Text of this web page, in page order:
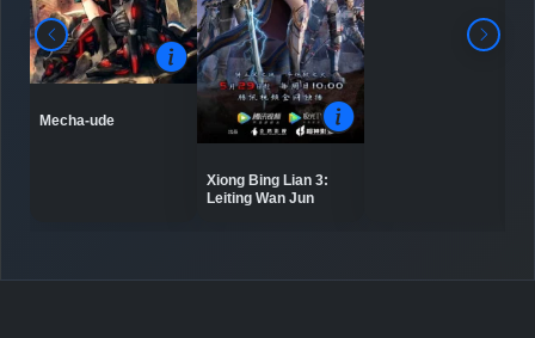
Mecha-ude
Xiong Bing Lian 3:
Leiting Wan Jun